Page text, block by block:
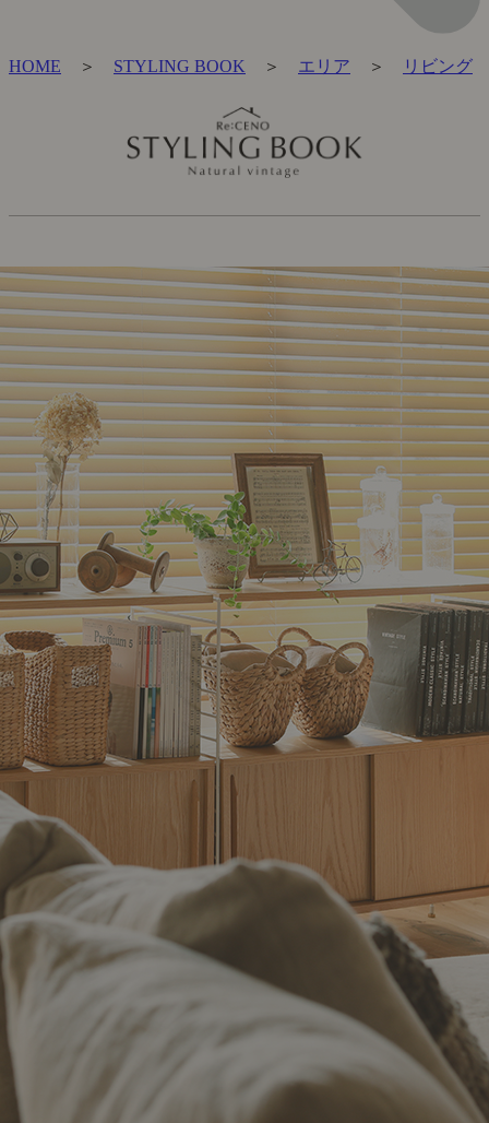
HOME ＞ STYLING BOOK ＞ エリア ＞ リビング